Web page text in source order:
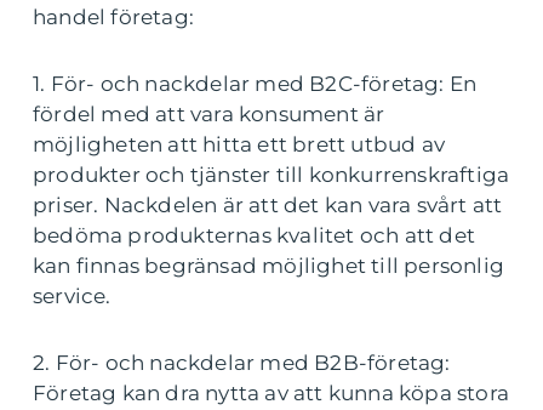
handel företag:
1. För- och nackdelar med B2C-företag: En
fördel med att vara konsument är
möjligheten att hitta ett brett utbud av
produkter och tjänster till konkurrenskraftiga
priser. Nackdelen är att det kan vara svårt att
bedöma produkternas kvalitet och att det
kan finnas begränsad möjlighet till personlig
service.
2. För- och nackdelar med B2B-företag:
Företag kan dra nytta av att kunna köpa stora